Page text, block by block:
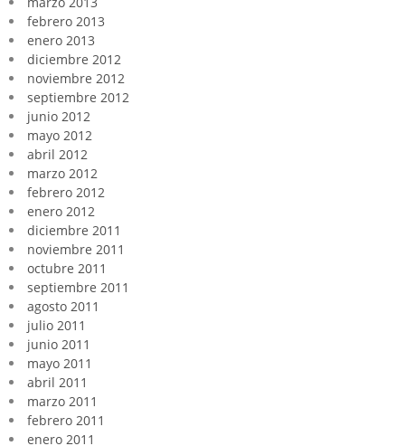
febrero 2013
enero 2013
diciembre 2012
noviembre 2012
septiembre 2012
junio 2012
mayo 2012
abril 2012
marzo 2012
febrero 2012
enero 2012
diciembre 2011
noviembre 2011
octubre 2011
septiembre 2011
agosto 2011
julio 2011
junio 2011
mayo 2011
abril 2011
marzo 2011
febrero 2011
enero 2011